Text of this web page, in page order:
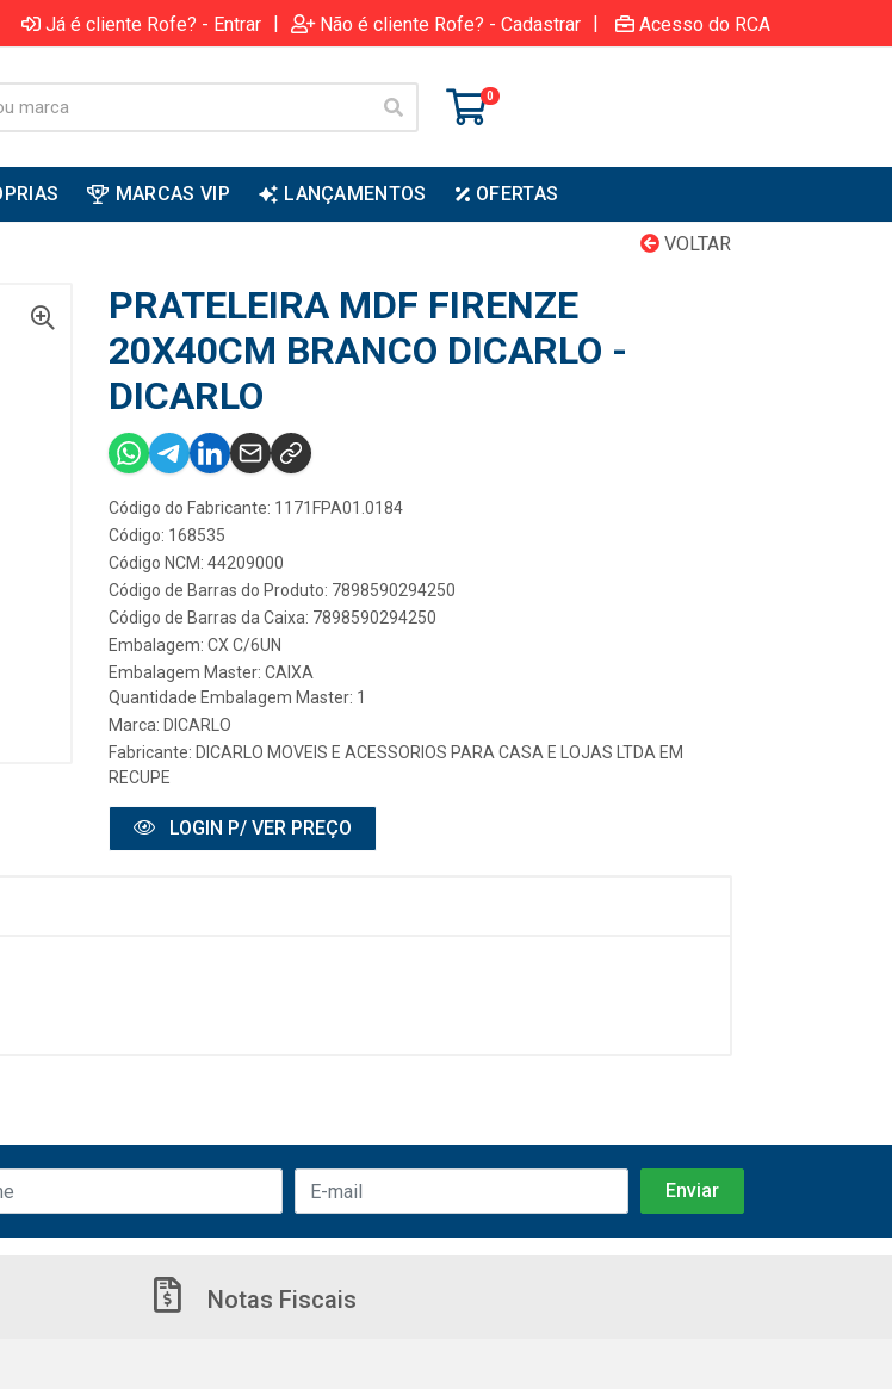
Já é cliente Rofe? - Entrar | Não é cliente Rofe? - Cadastrar | Acesso do RCA
0
MARCAS VIP LANÇAMENTOS OFERTAS
VOLTAR
PRATELEIRA MDF FIRENZE
20X40CM BRANCO DICARLO -
DICARLO
Código do Fabricante: 1171FPA01.0184
Código: 168535
Código NCM: 44209000
Código de Barras do Produto: 7898590294250
Código de Barras da Caixa: 7898590294250
Embalagem: CX C/6UN
Embalagem Master: CAIXA
Quantidade Embalagem Master: 1
Marca: DICARLO
Fabricante: DICARLO MOVEIS E ACESSORIOS PARA CASA E LOJAS LTDA EM
RECUPE
LOGIN P/ VER PREÇO
Notas Fiscais